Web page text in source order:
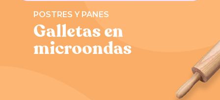
POSTRES Y PANES
Galletas en
microondas